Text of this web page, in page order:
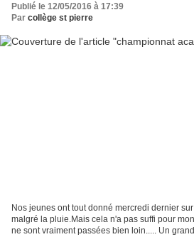
Publié le 12/05/2016 à 17:39
Par collège st pierre
Nos jeunes ont tout donné mercredi dernier
malgré la pluie.Mais cela n'a pas suffi pour
ne sont vraiment passées bien loin..... Un